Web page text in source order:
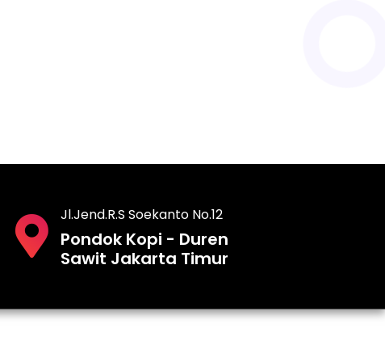
Jl.Jend.R.S Soekanto No.12
Pondok Kopi - Duren
Sawit Jakarta Timur